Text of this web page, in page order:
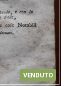
VENDUTO